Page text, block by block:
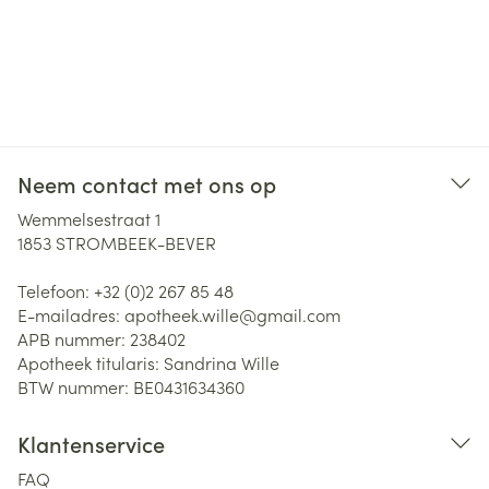
Neem contact met ons op
Wemmelsestraat 1
1853 STROMBEEK-BEVER
Telefoon: +32 (0)2 267 85 48
E-mailadres: apotheek.wille@gmail.com
APB nummer: 238402
Apotheek titularis: Sandrina Wille
BTW nummer: BE0431634360
Klantenservice
FAQ